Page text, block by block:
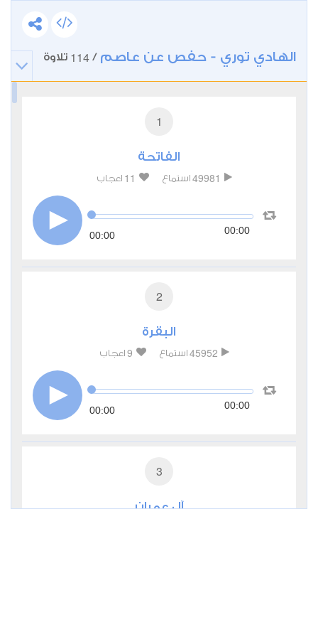
الهادي توري - حفص عن عاصم /
114 تلاوة
1
الفاتحة
49981 استماع 11 اعجاب
00:00 00:00
2
البقرة
45952 استماع 9 اعجاب
00:00 00:00
3
آل عمران